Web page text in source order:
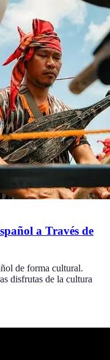
a Través de
de forma cultural.
disfrutas de la cultura